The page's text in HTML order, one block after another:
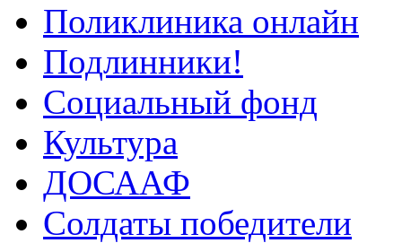
Поликлиника онлайн
Подлинники!
Социальный фонд
Культура
ДОСААФ
Солдаты победители